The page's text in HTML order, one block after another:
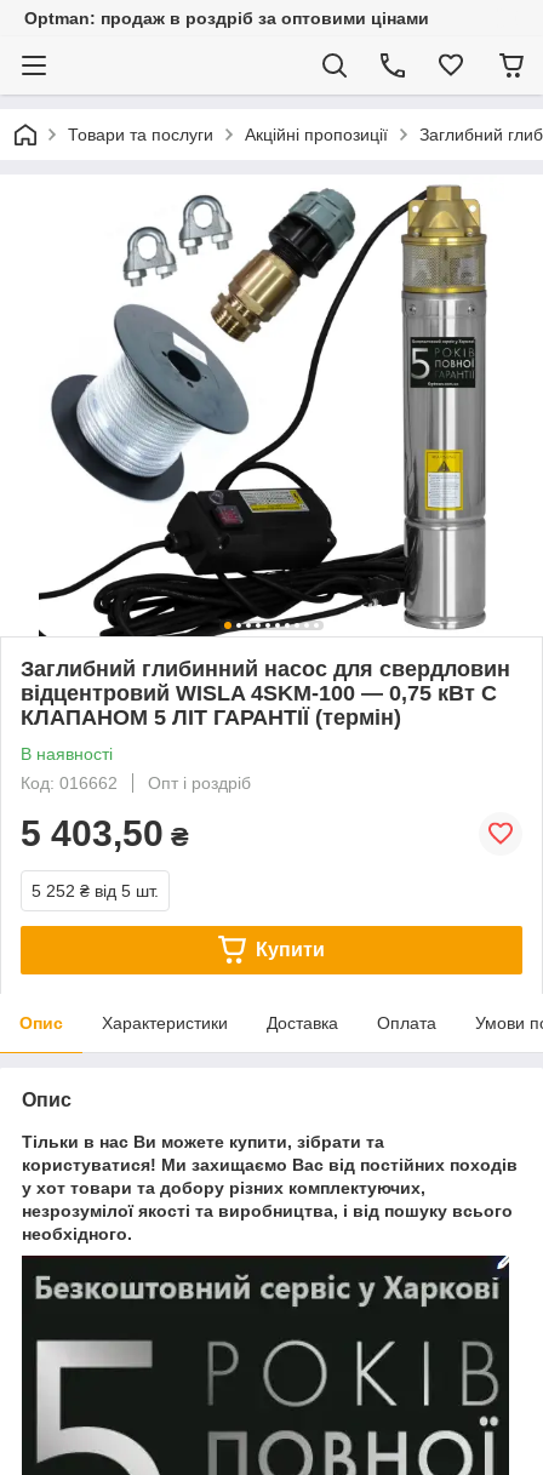
Optman: продаж в роздріб за оптовими цінами
Товари та послуги Акційні пропозиції Заглибний
Заглибний глибинний насос для свердловин
відцентровий WISLA 4SKM-100 — 0,75 кВт C
КЛАПАНОМ 5 ЛІТ ГАРАНТІЇ (термін)
В наявності
Код: 016662
Опт і роздріб
5 403,50 ₴
5 252 ₴ від 5 шт.
Купити
Опис Характеристики Доставка Оплата Умови
Опис
Тільки в нас Ви можете купити, зібрати та
користуватися! Ми захищаємо Вас від постійних походів
у хот товари та добору різних комплектуючих,
незрозумілої якості та виробництва, і від пошуку всього
необхідного.